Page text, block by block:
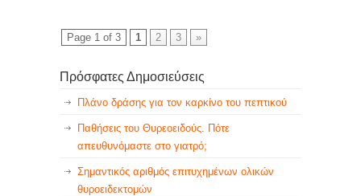
Page 1 of 3 1 2 3 »
Πρόσφατες Δημοσιεύσεις
Πλάνο δράσης για τον καρκίνο του πεπτικού
Παθήσεις του Θυρεοειδούς. Πότε
απευθυνόμαστε στο γιατρό;
Σημαντικός αριθμός επιτυχημένων ολικών
θυροειδεκτομών